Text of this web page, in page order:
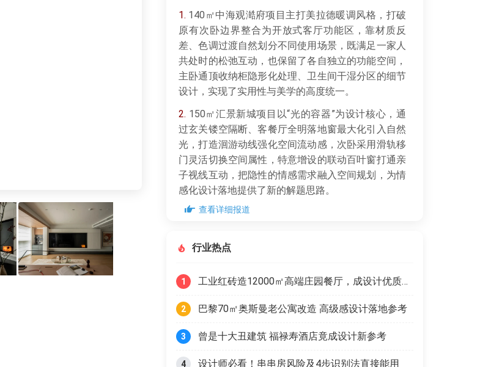
1. 140㎡中海观澔府项目主打美拉德暖调风格，打破
原有次卧边界整合为开放式客厅功能区，靠材质反
差、色调过渡自然划分不同使用场景，既满足一家人
共处时的松弛互动，也保留了各自独立的功能空间，
主卧通顶收纳柜隐形化处理、卫生间干湿分区的细节
设计，实现了实用性与美学的高度统一。
2. 150㎡汇景新城项目以“光的容器”为设计核心，通
过玄关镂空隔断、客餐厅全明落地窗最大化引入自然
光，打造洄游动线强化空间流动感，次卧采用滑轨移
门灵活切换空间属性，特意增设的联动百叶窗打通亲
子视线互动，把隐性的情感需求融入空间规划，为情
感化设计落地提供了新的解题思路。
查看详细报道
行业热点
1 工业红砖造12000㎡高端庄园餐厅，成设计优质范本
2 巴黎70㎡奥斯曼老公寓改造 高级感设计落地参考
3 曾是十大丑建筑 福禄寿酒店竟成设计新参考
4 设计师必看！串串房风险及4步识别法直接能用